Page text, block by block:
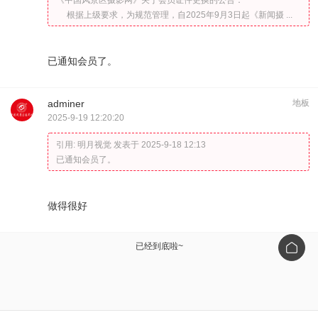
根据上级要求，为规范管理，自2025年9月3日起《新闻摄 ...
已通知会员了。
地板
adminer
2025-9-19 12:20:20
引用: 明月视觉 发表于 2025-9-18 12:13
已通知会员了。
做得很好
已经到底啦~